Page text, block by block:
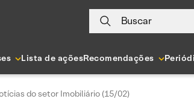
Buscar
Lista de açõesRecomendações
do setor Imobiliário (15/02)